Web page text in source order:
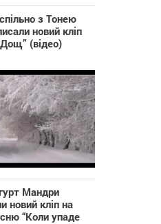
з Тонею
новий кліп
(відео)
Мандри
новий кліп на
“Коли упаде